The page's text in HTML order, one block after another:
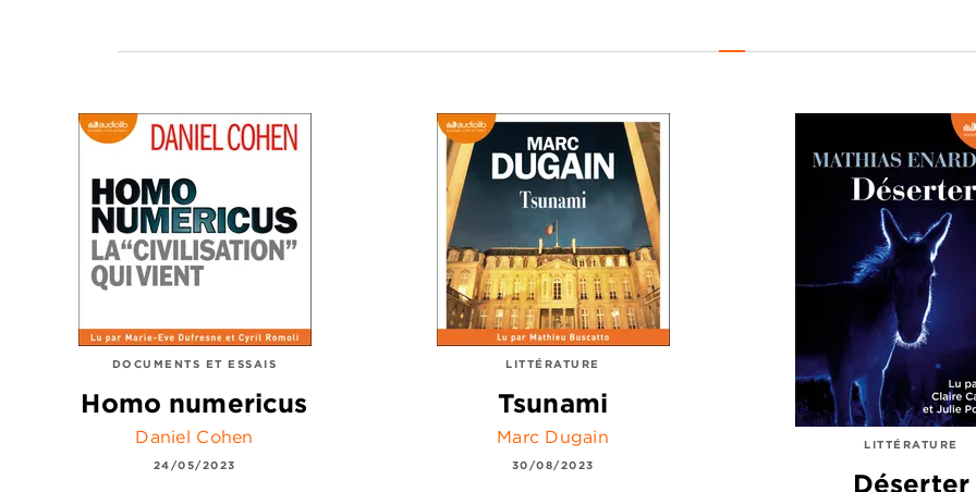
DOCUMENTS ET ESSAIS
Homo numericus
Daniel Cohen
24/05/2023
LITTÉRATURE
Tsunami
Marc Dugain
30/08/2023
LITTÉRATURE
Déserter